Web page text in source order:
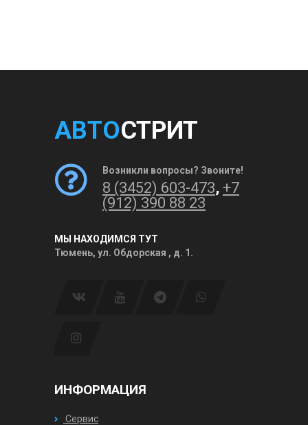
АВТОСТРИТ
Возникли вопросы? Звоните!
8 (3452) 603-473, +7
(912) 390 88 23
МЫ НАХОДИМСЯ ТУТ
Тюмень, ул. Обдорская , д. 1.
ИНФОРМАЦИЯ
Сервис